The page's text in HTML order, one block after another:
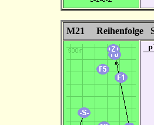
M21 Reihenfolge